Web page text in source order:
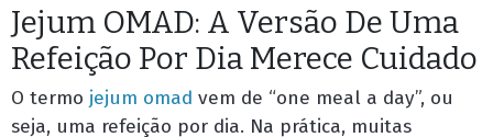
Jejum OMAD: A Versão De Uma
Refeição Por Dia Merece Cuidado
O termo jejum omad vem de “one meal a day”, ou
seja, uma refeição por dia. Na prática, muitas